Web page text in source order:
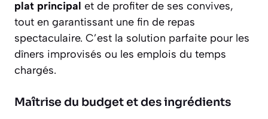
plat principal et de profiter de ses convives,
tout en garantissant une fin de repas
spectaculaire. C’est la solution parfaite pour les
dîners improvisés ou les emplois du temps
chargés.
Maîtrise du budget et des ingrédients